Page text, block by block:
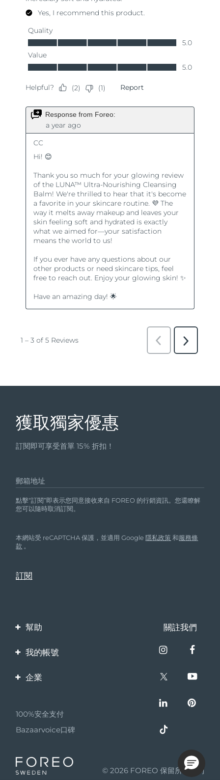
獲取獨家優惠
訂閱即可享受首單 15% 折扣！
郵箱地址
點擊“訂閱”即表示您同意接收來自 FOREO 的行銷資訊。您還瞭解
您可以隨時取消訂閱。
本網站受 reCAPTCHA 保護，並適用 Google隱私政策 和服務條
款 。
幫助
聯繫我們
保修與退換貨
關註我們
我的帳號
產品註冊
企業
夥伴計畫
聯盟新聞
成為合作夥伴
100%安全支付
Bazaarvoice口碑
© 2026 FOREO 保留所有權利